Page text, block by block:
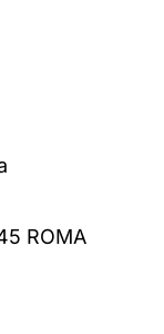
ROMA